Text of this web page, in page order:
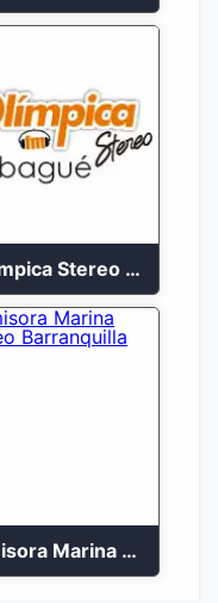
Olimpica Stereo Ibagué 94.3 FM
Emisora Marina Stereo Barranquilla